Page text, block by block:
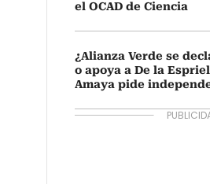
el OCAD de Ciencia
¿Alianza Verde se
o apoya a De la
Amaya pide